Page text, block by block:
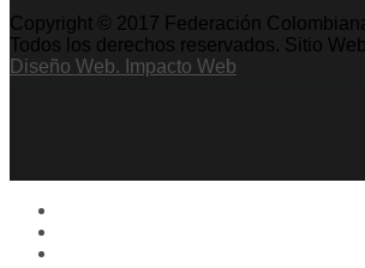
Copyright © 2017 Federación
Todos los derechos reservados. Sitio
Diseño Web. Impacto Web